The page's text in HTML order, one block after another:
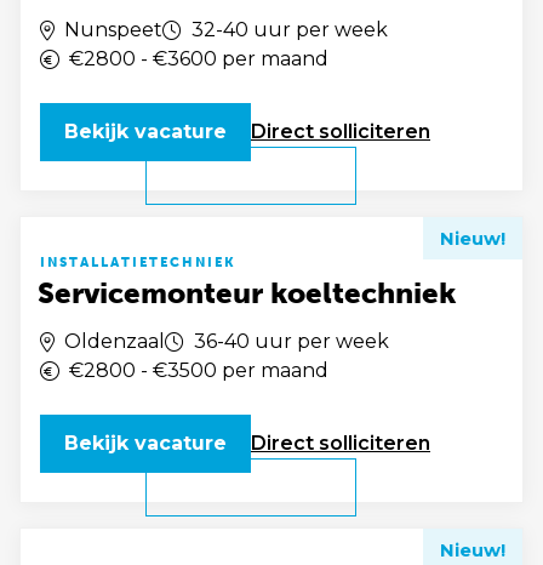
Nunspeet
32-40 uur per week
€2800 - €3600 per maand
Direct solliciteren
Bekijk vacature
INSTALLATIETECHNIEK
Servicemonteur koeltechniek
Nieuw!
Oldenzaal
36-40 uur per week
€2800 - €3500 per maand
Direct solliciteren
Bekijk vacature
Nieuw!